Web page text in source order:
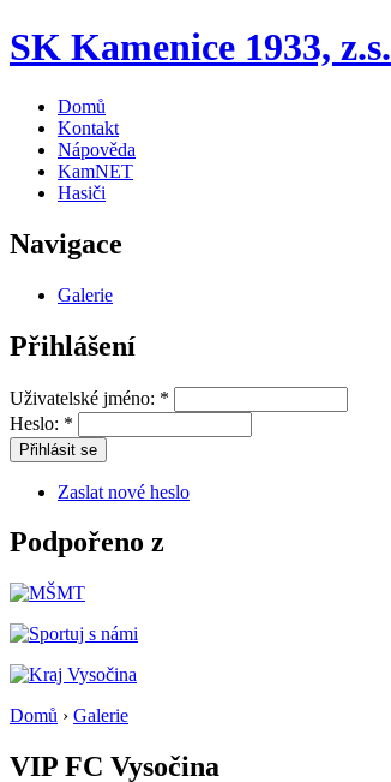
SK Kamenice 1933, z.s.
Domů
Kontakt
Nápověda
KamNET
Hasiči
Navigace
Galerie
Přihlášení
Uživatelské jméno: *
Heslo: *
Zaslat nové heslo
Podpořeno z
Domů › Galerie
VIP FC Vysočina